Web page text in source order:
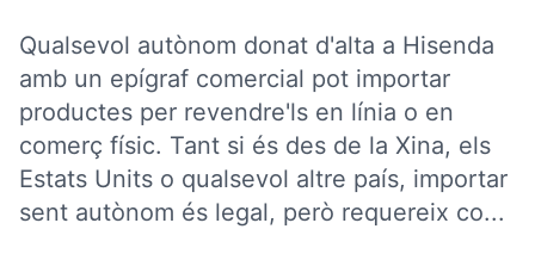
Qualsevol autònom donat d'alta a Hisenda
amb un epígraf comercial pot importar
productes per revendre'ls en línia o en
comerç físic. Tant si és des de la Xina, els
Estats Units o qualsevol altre país, importar
sent autònom és legal, però requereix co...